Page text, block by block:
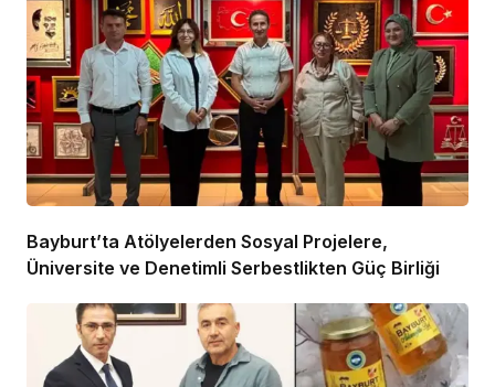
Bayburt’ta Atölyelerden Sosyal Projelere,
Üniversite ve Denetimli Serbestlikten Güç Birliği